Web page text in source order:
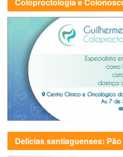
Delícias santiaguenses: